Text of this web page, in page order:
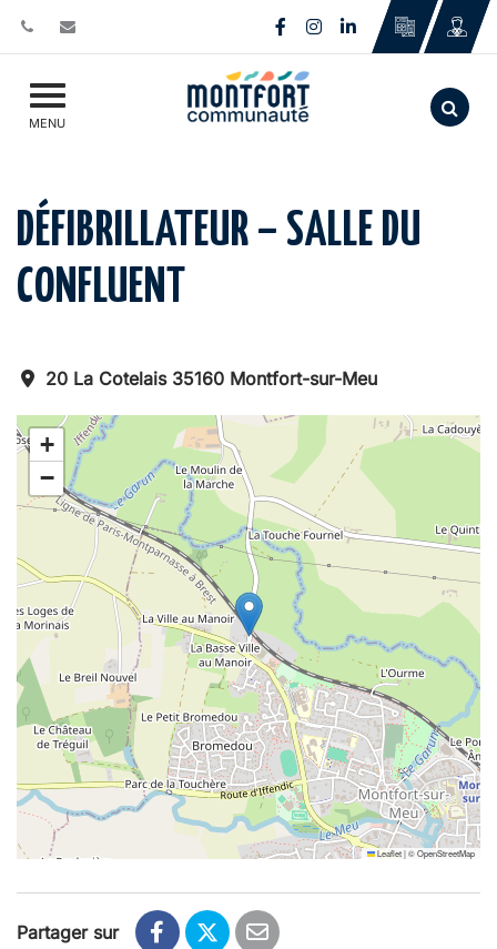
Lien vers le compte
Lien vers le compte
Lien vers le
MENU Aller
DÉFIBRILLATEUR – SALLE DU
CONFLUENT
20 La Cotelais 35160 Montfort-sur-Meu
+
−
Leaflet|©OpenStreetMap
Partager sur